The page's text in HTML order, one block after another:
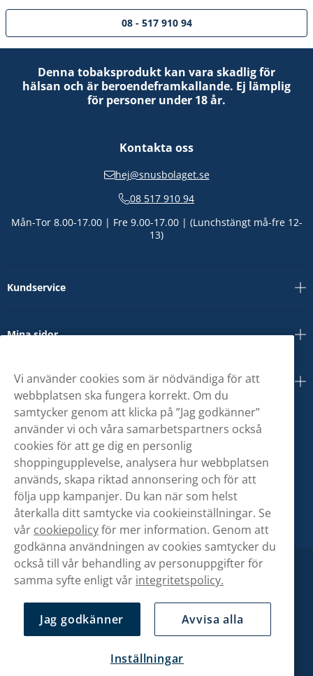
08 - 517 910 94
Denna tobaksprodukt kan vara skadlig för
hälsan och är beroendeframkallande. Ej lämplig
för personer under 18 år.
Kontakta oss
hej@snusbolaget.se
08 517 910 94
Mån-Tor 8.00-17.00 | Fre 9.00-17.00 | (Lunchstängt må-fre 12-
13)
Kundservice
Mina sidor
Om oss
Vi använder cookies som är nödvändiga för att
webbplatsen ska fungera korrekt. Om du
samtycker genom att klicka på ”Jag godkänner”
använder vi och våra samarbetspartners också
cookies för att ge dig en personlig
shoppingupplevelse, analysera hur webbplatsen
används, skapa riktad annonsering och för att
följa upp kampanjer. Du kan när som helst
återkalla ditt samtycke via cookieinställningar. Se
vår cookiepolicyför mer information. Genom att
godkänna användningen av cookies samtycker du
också till vår behandling av personuppgifter för
samma syfte enligt vår integritetspolicy.
Jag godkänner Avvisa alla
Inställningar